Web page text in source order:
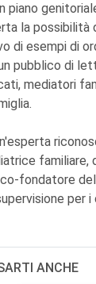
piano
la possibilità
di esempi di
pubblico di
mediatori
fondatore
per
ANCHE